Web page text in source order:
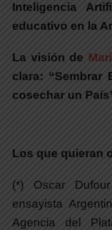
Inteligencia
educativo en la
La visión de
clara: “Sembrar
cosechar un
Los que quieran
(*) Oscar
ensayista
Agencia del